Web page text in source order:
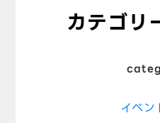
カテゴリ
イベン